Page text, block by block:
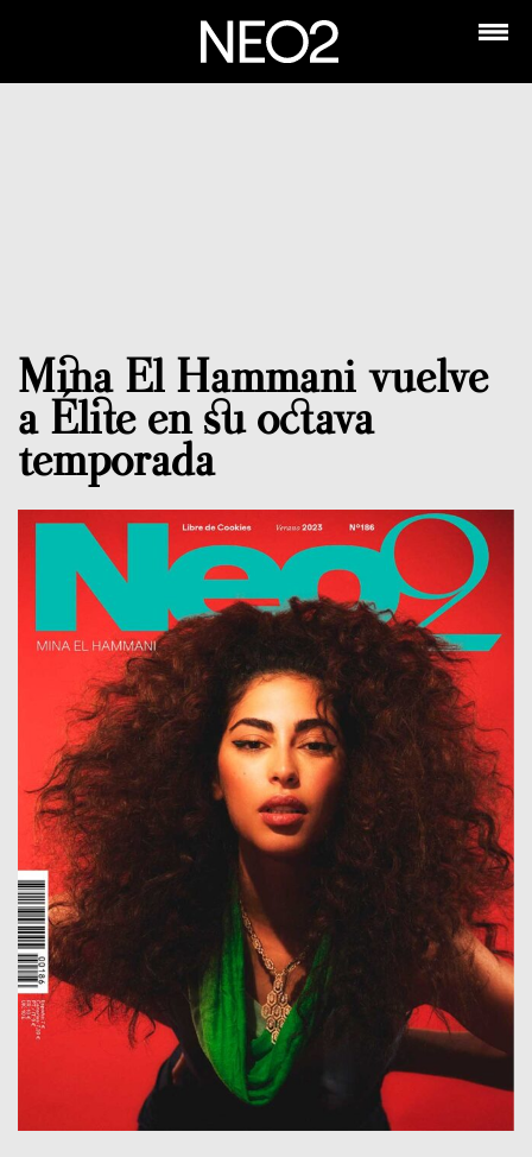
Mina El Hammani vuelve
a Élite en su octava
temporada